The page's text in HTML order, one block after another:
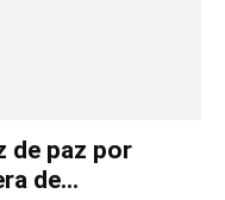
de paz por
de...